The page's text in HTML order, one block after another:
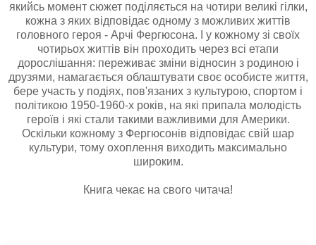
якийсь момент сюжет поділяється на чотири великі гілки,
кожна з яких відповідає одному з можливих життів
головного героя - Арчі Фергюсона. І у кожному зі своїх
чотирьох життів він проходить через всі етапи
дорослішання: переживає зміни відносин з родиною і
друзями, намагається облаштувати своє особисте життя,
бере участь у подіях, пов'язаних з культурою, спортом і
політикою 1950-1960-х років, на які припала молодість
героїв і які стали такими важливими для Америки.
Оскільки кожному з Фергюсонів відповідає свій шар
культури, тому охоплення виходить максимально
широким.
Книга чекає на свого читача!